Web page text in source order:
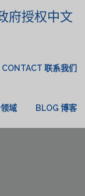
府授权中文
CONTACT 联系我们
域 BLOG 博客